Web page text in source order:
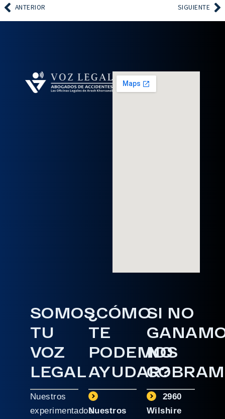
ANTERIOR SIGUIENTE
SOMOS
TU
VOZ
LEGAL
Nuestros
experimentados
¿CÓMO
TE
PODEMOS
AYUDAR?
Nuestros
SI NO
NO
2960
Wilshire